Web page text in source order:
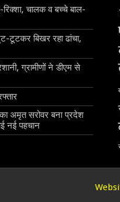
चालक व बच्चे बाल-
टूटकर बिखर रहा ढांचा,
ग्रामीणों ने डीएम से
अमृत सरोवर बना प्रदेश
नई पहचान